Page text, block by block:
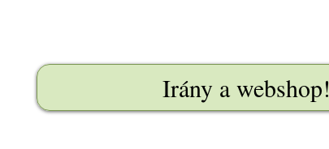
Irány a webshop!